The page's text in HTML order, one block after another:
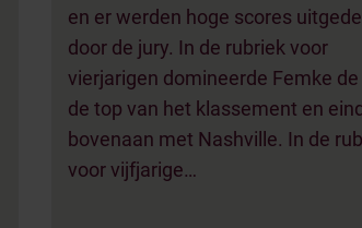
en er werden hoge scores
door de jury. In de rubriek voor
vierjarigen domineerde Femke
de top van het klassement en
bovenaan met Nashville. In de
voor vijfjarige…